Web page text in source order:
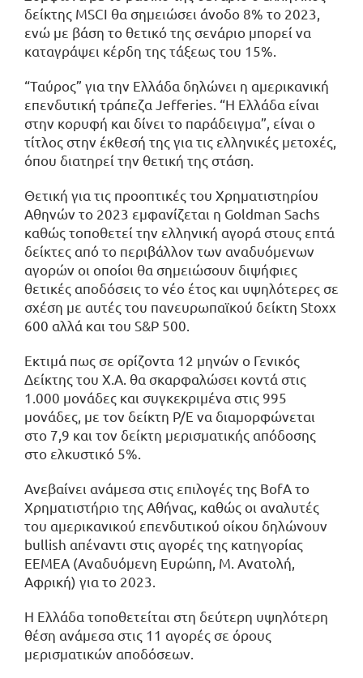
δείκτης MSCI θα σημειώσει άνοδο 8% το 2023,
ενώ με βάση το θετικό της σενάριο μπορεί να
καταγράψει κέρδη της τάξεως του 15%.
“Ταύρος” για την Ελλάδα δηλώνει η αμερικανική
επενδυτική τράπεζα Jefferies. “Η Ελλάδα είναι
στην κορυφή και δίνει το παράδειγμα”, είναι ο
τίτλος στην έκθεσή της για τις ελληνικές μετοχές,
όπου διατηρεί την θετική της στάση.
Θετική για τις προοπτικές του Χρηματιστηρίου
Αθηνών το 2023 εμφανίζεται η Goldman Sachs
καθώς τοποθετεί την ελληνική αγορά στους επτά
δείκτες από το περιβάλλον των αναδυόμενων
αγορών οι οποίοι θα σημειώσουν διψήφιες
θετικές αποδόσεις το νέο έτος και υψηλότερες σε
σχέση με αυτές του πανευρωπαϊκού δείκτη Stoxx
600 αλλά και του S&P 500.
Εκτιμά πως σε ορίζοντα 12 μηνών ο Γενικός
Δείκτης του Χ.Α. θα σκαρφαλώσει κοντά στις
1.000 μονάδες και συγκεκριμένα στις 995
μονάδες, με τον δείκτη P/E να διαμορφώνεται
στο 7,9 και τον δείκτη μερισματικής απόδοσης
στο ελκυστικό 5%.
Ανεβαίνει ανάμεσα στις επιλογές της BofA το
Χρηματιστήριο της Αθήνας, καθώς οι αναλυτές
του αμερικανικού επενδυτικού οίκου δηλώνουν
bullish απέναντι στις αγορές της κατηγορίας
EEMEA (Αναδυόμενη Ευρώπη, Μ. Ανατολή,
Αφρική) για το 2023.
Η Ελλάδα τοποθετείται στη δεύτερη υψηλότερη
θέση ανάμεσα στις 11 αγορές σε όρους
μερισματικών αποδόσεων.